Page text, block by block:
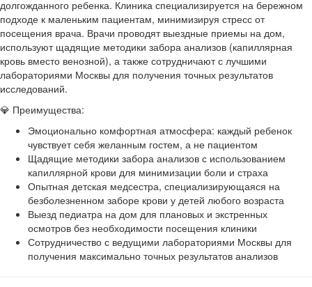
долгожданного ребенка. Клиника специализируется на бережном
подходе к маленьким пациентам, минимизируя стресс от
посещения врача. Врачи проводят выездные приемы на дом,
используют щадящие методики забора анализов (капиллярная
кровь вместо венозной), а также сотрудничают с лучшими
лабораториями Москвы для получения точных результатов
исследований.
💎 Преимущества:
Эмоционально комфортная атмосфера: каждый ребенок
чувствует себя желанным гостем, а не пациентом
Щадящие методики забора анализов с использованием
капиллярной крови для минимизации боли и страха
Опытная детская медсестра, специализирующаяся на
безболезненном заборе крови у детей любого возраста
Выезд педиатра на дом для плановых и экстренных
осмотров без необходимости посещения клиники
Сотрудничество с ведущими лабораториями Москвы для
получения максимально точных результатов анализов